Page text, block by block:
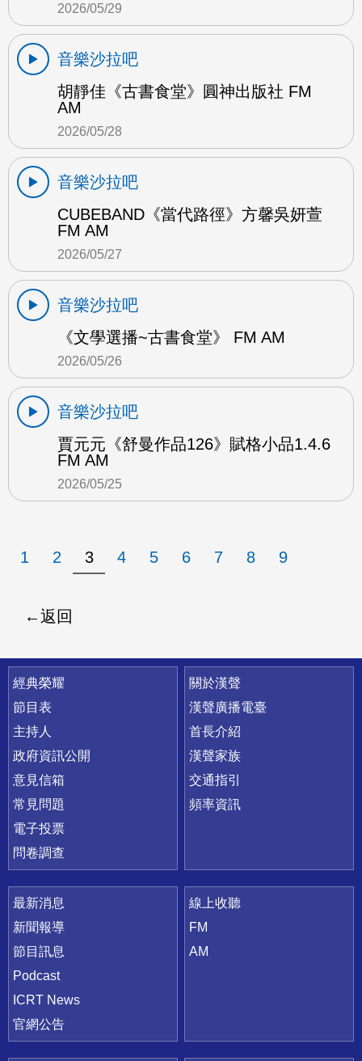
2026/05/29
音樂沙拉吧
胡靜佳《古書食堂》圓神出版社 FM
AM
2026/05/28
音樂沙拉吧
CUBEBAND《當代路徑》方馨吳妍萱
FM AM
2026/05/27
音樂沙拉吧
《文學選播~古書食堂》 FM AM
2026/05/26
音樂沙拉吧
賈元元《舒曼作品126》賦格小品1.4.6
FM AM
2026/05/25
1 2 3 4 5 6 7 8 9
返回
快速連結
經典榮耀
節目表
主持人
政府資訊公開
意見信箱
常見問題
電子投票
問卷調查
關於漢聲
漢聲廣播電臺
首長介紹
漢聲家族
交通指引
頻率資訊
最新消息
新聞報導
節目訊息
Podcast
ICRT News
官網公告
線上收聽
FM
AM